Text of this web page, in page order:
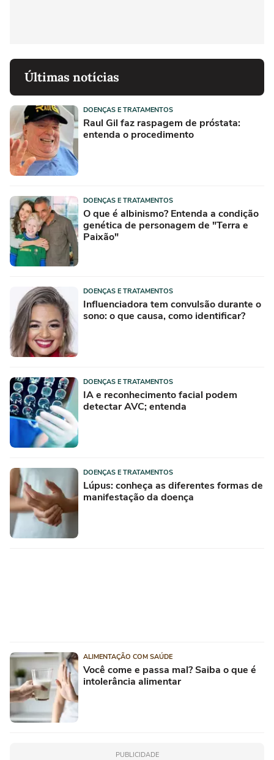
Últimas notícias
DOENÇAS E TRATAMENTOS
Raul Gil faz raspagem de próstata:
entenda o procedimento
DOENÇAS E TRATAMENTOS
O que é albinismo? Entenda a condição
genética de personagem de "Terra e
Paixão"
DOENÇAS E TRATAMENTOS
Influenciadora tem convulsão durante o
sono: o que causa, como identificar?
DOENÇAS E TRATAMENTOS
IA e reconhecimento facial podem
detectar AVC; entenda
DOENÇAS E TRATAMENTOS
Lúpus: conheça as diferentes formas de
manifestação da doença
ALIMENTAÇÃO COM SAÚDE
Você come e passa mal? Saiba o que é
intolerância alimentar
PUBLICIDADE